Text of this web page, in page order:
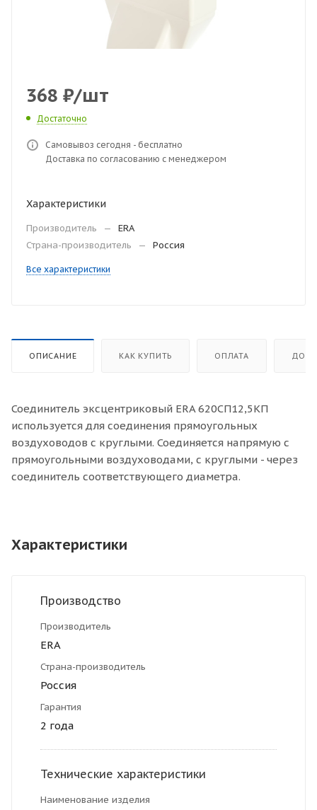
368 ₽/шт
Достаточно
Самовывоз сегодня - бесплатно
Доставка по согласованию с менеджером
Характеристики
Производитель —
ERA
Страна-производитель
— Россия
Все характеристики
ОПИСАНИЕ КАК КУПИТЬ ОПЛАТА
Соединитель эксцентриковый ERA 620СП12,5КП
используется для соединения прямоугольных
воздуховодов с круглыми. Соединяется напрямую с
прямоугольными воздуховодами, с круглыми - через
соединитель соответствующего диаметра.
Характеристики
Производство
Производитель
ERA
Страна-производитель
Россия
Гарантия
2 года
Технические характеристики
Наименование изделия